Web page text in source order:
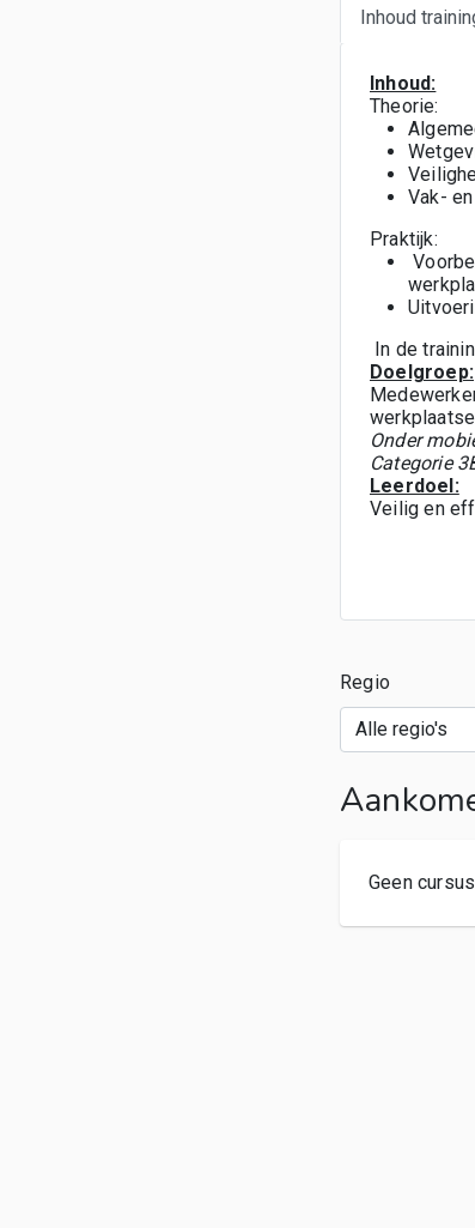
Inhoud
Inhoud:
Theorie:
Vak-
Praktijk:
In de
Doelgroep:
Onder
Categorie
Leerdoel:
Veilig en
Regio
Geen